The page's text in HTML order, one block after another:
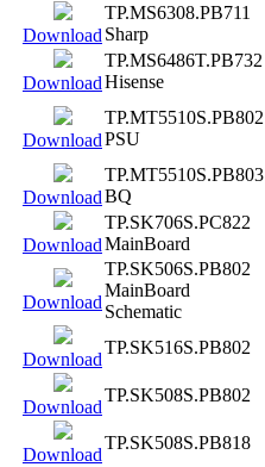
Download
TP.MS6308.PB711
Sharp
Download
TP.MS6486T.PB732
Hisense
Download
TP.MT5510S.PB802
PSU
Download
TP.MT5510S.PB803
BQ
Download
TP.SK706S.PC822
MainBoard
Download
TP.SK506S.PB802
MainBoard
Schematic
Download
TP.SK516S.PB802
Download
TP.SK508S.PB802
Download
TP.SK508S.PB818